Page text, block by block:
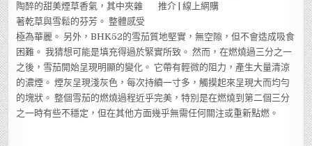
陶醉的甜美煙草香氣，其中夾雜
著乾草與雪鬆的芬芳。 整體感受
極為華麗。 另外，BHK52的雪茄質地堅實，無空隙，但不會造成吸食
困難。 我猜想可能是填充得過於緊實所致。 然而，在燃燒過三分之一
之後，雪茄開始呈現明顯的變化。 它帶有輕微的阻力，產生大量清涼
的濃煙。 煙灰呈現淺灰色，每次持續一寸多，觸摸起來呈現大而均勻
的塊狀。 整個雪茄的燃燒過程近乎完美，特別是在燃燒到第二個三分
之一時有些不穩定，但在其他方面幾乎無需任何關注或重新點燃。